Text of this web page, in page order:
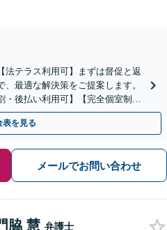
法テラス利用可】まずは督促と返
最適な解決策をご提案します。
・後払い利用可】【完全個室制】
表を見る
メールでお問い合わせ
脇 慧 弁護士